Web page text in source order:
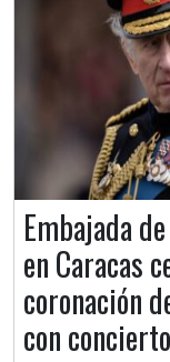
Embajada
en Caracas
coronación
con concierto